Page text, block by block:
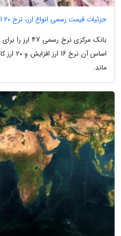
جزئیات قیمت رسمی انواع ارز، نرخ 20 ارز کاهش یافت
ماند.